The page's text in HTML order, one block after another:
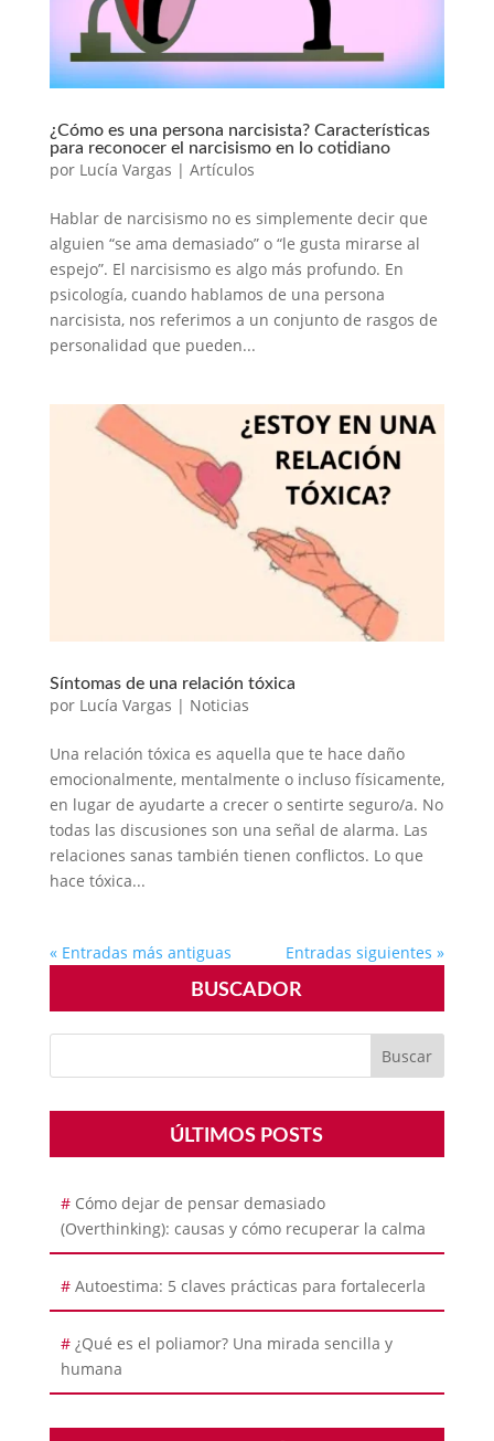
¿Cómo es una persona narcisista? Características
para reconocer el narcisismo en lo cotidiano
por Lucía Vargas | Artículos
Hablar de narcisismo no es simplemente decir que
alguien “se ama demasiado” o “le gusta mirarse al
espejo”. El narcisismo es algo más profundo. En
psicología, cuando hablamos de una persona
narcisista, nos referimos a un conjunto de rasgos de
personalidad que pueden...
Síntomas de una relación tóxica
por Lucía Vargas | Noticias
Una relación tóxica es aquella que te hace daño
emocionalmente, mentalmente o incluso físicamente,
en lugar de ayudarte a crecer o sentirte seguro/a. No
todas las discusiones son una señal de alarma. Las
relaciones sanas también tienen conflictos. Lo que
hace tóxica...
« Entradas más antiguas Entradas siguientes »
BUSCADOR
ÚLTIMOS POSTS
Cómo dejar de pensar demasiado
(Overthinking): causas y cómo recuperar la calma
Autoestima: 5 claves prácticas para fortalecerla
¿Qué es el poliamor? Una mirada sencilla y
humana